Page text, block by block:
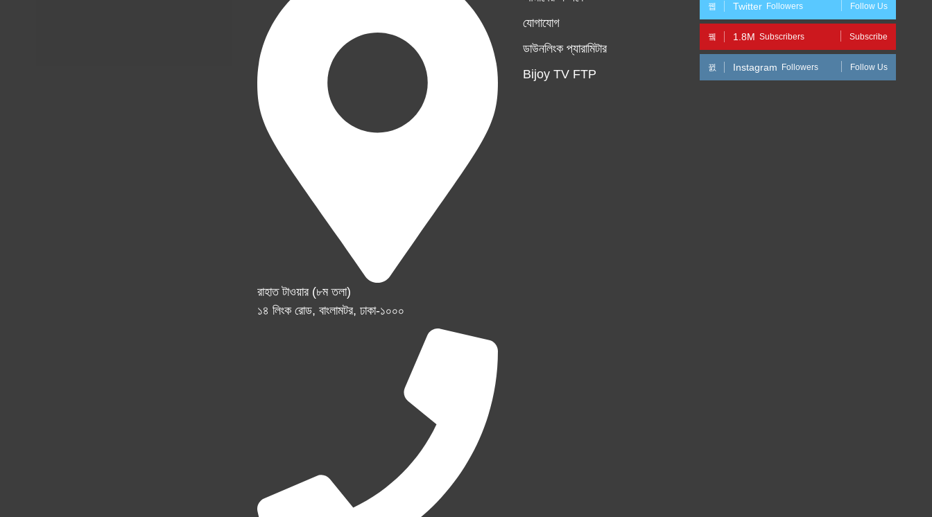
রাহাত টাওয়ার (৮ম তলা)
১৪ লিংক রোড, বাংলামটর, ঢাকা-১০০০
যোগাযোগ
ডাউনলিংক প্যারামিটার
Bijoy TV FTP
Twitter Followers Follow Us
1.8M Subscribers Subscribe
Instagram Followers Follow Us